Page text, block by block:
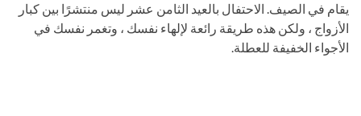
يقام في الصيف. الاحتفال بالعيد الثامن عشر ليس منتشرًا بين كبار
الأزواج ، ولكن هذه طريقة رائعة لإلهاء نفسك ، وتغمر نفسك في
الأجواء الخفيفة للعطلة.